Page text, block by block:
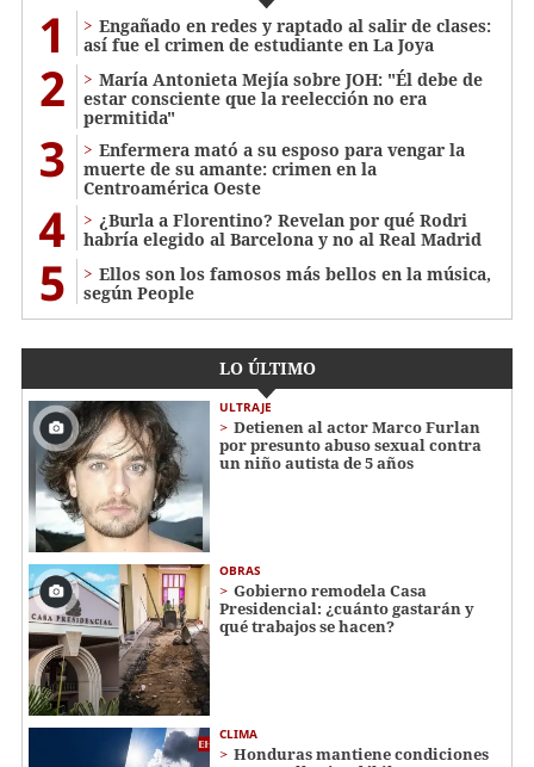
1
Engañado en redes y raptado al salir de clases:
así fue el crimen de estudiante en La Joya
2
María Antonieta Mejía sobre JOH: "Él debe de
estar consciente que la reelección no era
permitida"
3
Enfermera mató a su esposo para vengar la
muerte de su amante: crimen en la
Centroamérica Oeste
4
¿Burla a Florentino? Revelan por qué Rodri
habría elegido al Barcelona y no al Real Madrid
5
Ellos son los famosos más bellos en la música,
según People
LO ÚLTIMO
ULTRAJE
Detienen al actor Marco Furlan
por presunto abuso sexual contra
un niño autista de 5 años
OBRAS
Gobierno remodela Casa
Presidencial: ¿cuánto gastarán y
qué trabajos se hacen?
CLIMA
Honduras mantiene condiciones